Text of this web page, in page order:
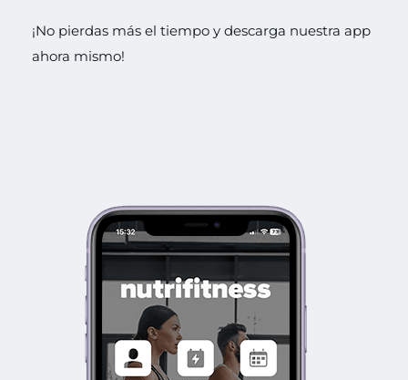
¡No pierdas más el tiempo y descarga nuestra app
ahora mismo!